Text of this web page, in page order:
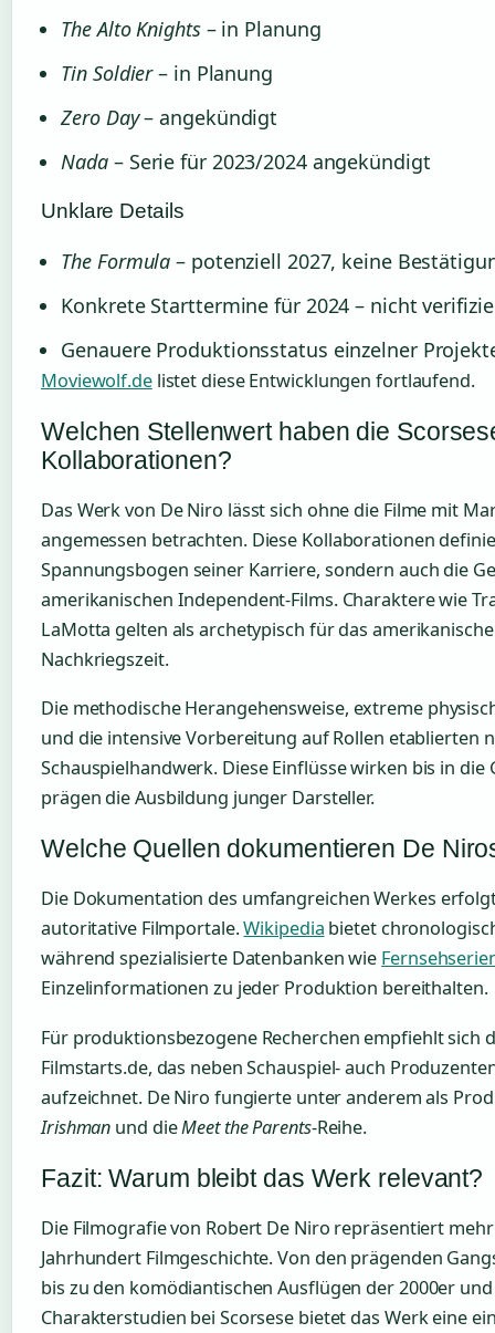
The Alto Knights– in Planung
Tin Soldier– in Planung
Zero Day– angekündigt
Nada – Serie für 2023/2024 angekündigt
Unklare Details
The Formula – potenziell 2027, keine
Konkrete Starttermine für 2024 – nicht
Genauere Produktionsstatus einzelner
Moviewolf.delistet diese Entwicklungen fortlaufend.
Welchen Stellenwert haben die
Kollaborationen?
Das Werk von De Niro lässt sich ohne die Filme mit
angemessen betrachten. Diese Kollaborationen
Spannungsbogen seiner Karriere, sondern auch die
amerikanischen Independent-Films. Charaktere wie
LaMotta gelten als archetypisch für das
Nachkriegszeit.
Die methodische Herangehensweise, extreme
und die intensive Vorbereitung auf Rollen etablierten
Schauspielhandwerk. Diese Einflüsse wirken bis in die
prägen die Ausbildung junger Darsteller.
Welche Quellen dokumentieren De
Die Dokumentation des umfangreichen Werkes
autoritative Filmportale.Wikipedia bietet
während spezialisierte Datenbanken wie
Einzelinformationen zu jeder Produktion bereithalten.
Für produktionsbezogene Recherchen empfiehlt sich
Filmstarts.de, das neben Schauspiel- auch
aufzeichnet. De Niro fungierte unter anderem als
Irishman und dieMeet the Parents-Reihe.
Fazit: Warum bleibt das Werk relevant?
Die Filmografie von Robert De Niro repräsentiert
Jahrhundert Filmgeschichte. Von den prägenden
bis zu den komödiantischen Ausflügen der 2000er
Charakterstudien bei Scorsese bietet das Werk eine